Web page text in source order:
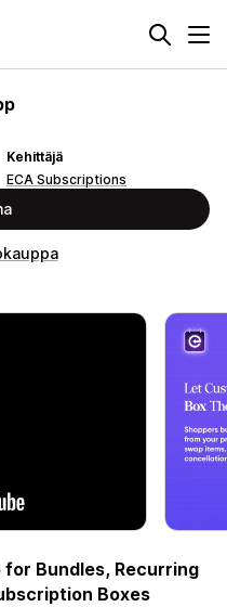
Kehittäjä
ECA Subscriptions
Bundles, Recurring
Boxes